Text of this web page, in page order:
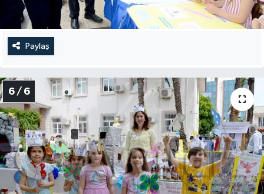
Paylaş
6 / 6